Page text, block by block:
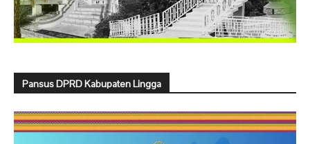
Pansus DPRD Kabupaten Lingga